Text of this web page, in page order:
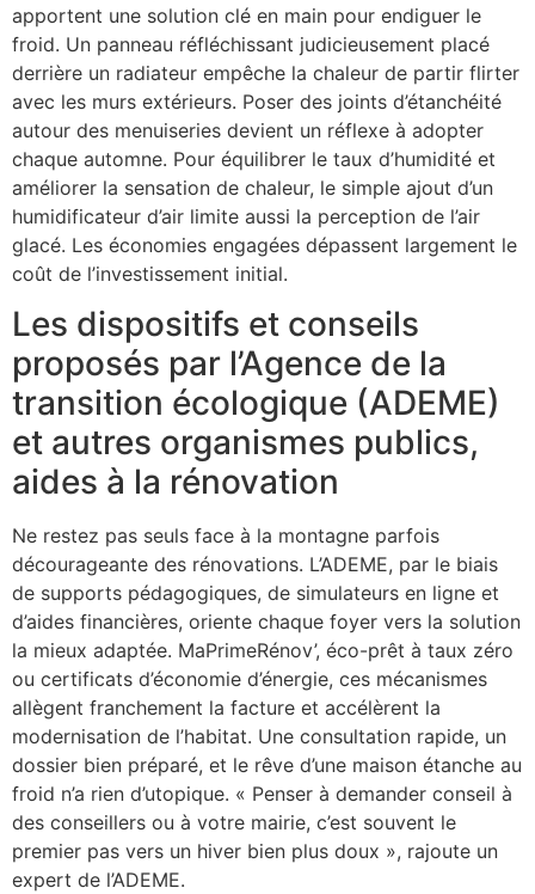
apportent une solution clé en main pour endiguer le
froid. Un panneau réfléchissant judicieusement placé
derrière un radiateur empêche la chaleur de partir flirter
avec les murs extérieurs. Poser des joints d’étanchéité
autour des menuiseries devient un réflexe à adopter
chaque automne. Pour équilibrer le taux d’humidité et
améliorer la sensation de chaleur, le simple ajout d’un
humidificateur d’air limite aussi la perception de l’air
glacé. Les économies engagées dépassent largement le
coût de l’investissement initial.
Les dispositifs et conseils
proposés par l’Agence de la
transition écologique (ADEME)
et autres organismes publics,
aides à la rénovation
Ne restez pas seuls face à la montagne parfois
décourageante des rénovations. L’ADEME, par le biais
de supports pédagogiques, de simulateurs en ligne et
d’aides financières, oriente chaque foyer vers la solution
la mieux adaptée. MaPrimeRénov’, éco-prêt à taux zéro
ou certificats d’économie d’énergie, ces mécanismes
allègent franchement la facture et accélèrent la
modernisation de l’habitat. Une consultation rapide, un
dossier bien préparé, et le rêve d’une maison étanche au
froid n’a rien d’utopique. « Penser à demander conseil à
des conseillers ou à votre mairie, c’est souvent le
premier pas vers un hiver bien plus doux », rajoute un
expert de l’ADEME.